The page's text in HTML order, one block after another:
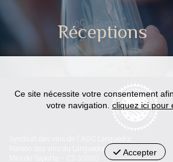
Réceptions
Maison des vins du Languedoc
Ce site nécessite votre consentement
votre navigation. cliquez ici pour
Accepter